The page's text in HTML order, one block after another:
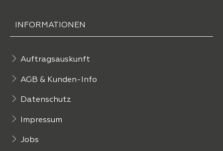
INFORMATIONEN
Auftragsauskunft
AGB & Kunden-Info
Datenschutz
Impressum
Jobs